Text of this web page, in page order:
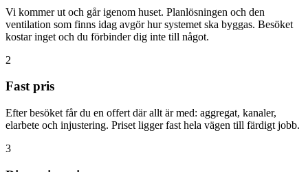
Vi kommer ut och går igenom huset. Planlösningen och den
ventilation som finns idag avgör hur systemet ska byggas. Besöket
kostar inget och du förbinder dig inte till något.
2
Fast pris
Efter besöket får du en offert där allt är med: aggregat, kanaler,
elarbete och injustering. Priset ligger fast hela vägen till färdigt jobb.
3